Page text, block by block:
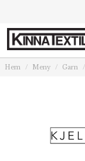
Hem Meny Garn